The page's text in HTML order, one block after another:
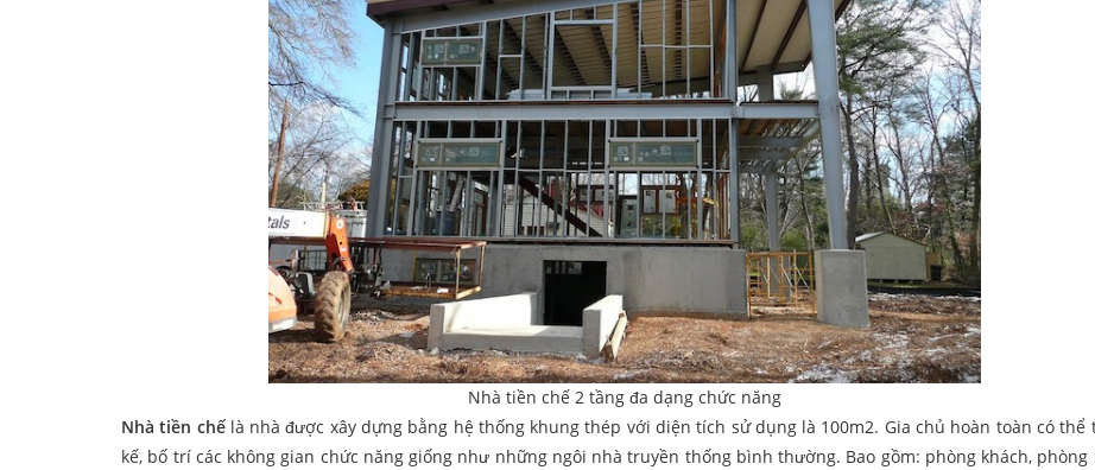
Nhà tiền chế 2 tầng đa dạng chức năng
Nhà tiền chếlà nhà được xây dựng bằng hệ thống khung thép với diện tích sử dụng là 100m2. Gia chủ hoàn toàn có thể
kế, bố trí các không gian chức năng giống như những ngôi nhà truyền thống bình thường. Bao gồm: phòng khách, phòng